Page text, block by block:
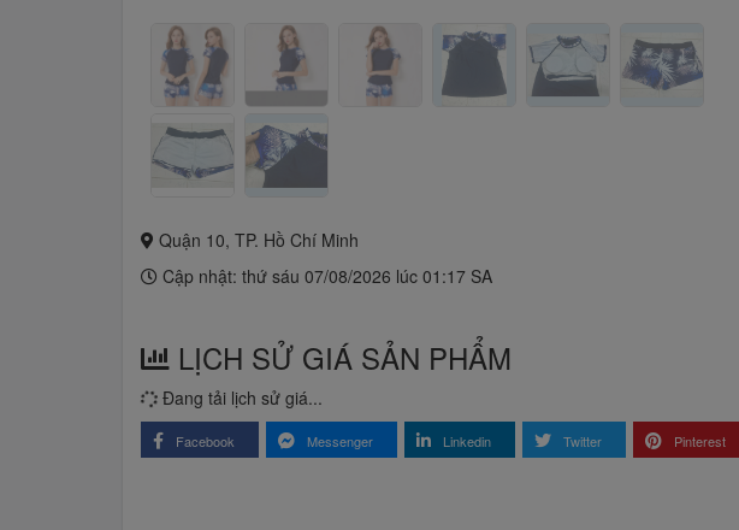
Quận 10, TP. Hồ Chí Minh
Cập nhật: thứ sáu 07/08/2026 lúc 01:17 SA
LỊCH SỬ GIÁ SẢN PHẨM
Đang tải lịch sử giá...
Facebook Messenger Linkedin Twitter Pinterest